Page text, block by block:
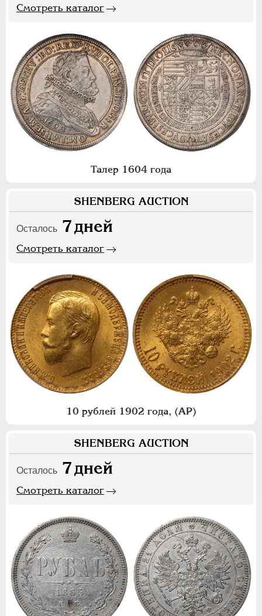
Смотреть каталог
Талер 1604 года
SHENBERG AUCTION
Осталось 7дней
Смотреть каталог
10 рублей 1902 года, (АР)
SHENBERG AUCTION
Осталось 7дней
Смотреть каталог